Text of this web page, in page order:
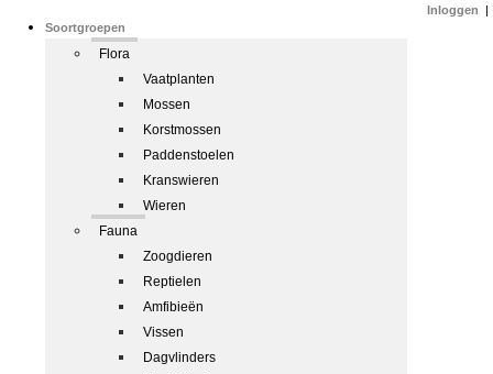
Soortgroepen
Flora
Vaatplanten
Mossen
Korstmossen
Paddenstoelen
Kranswieren
Wieren
Fauna
Zoogdieren
Reptielen
Amfibieën
Vissen
Dagvlinders
Inloggen |